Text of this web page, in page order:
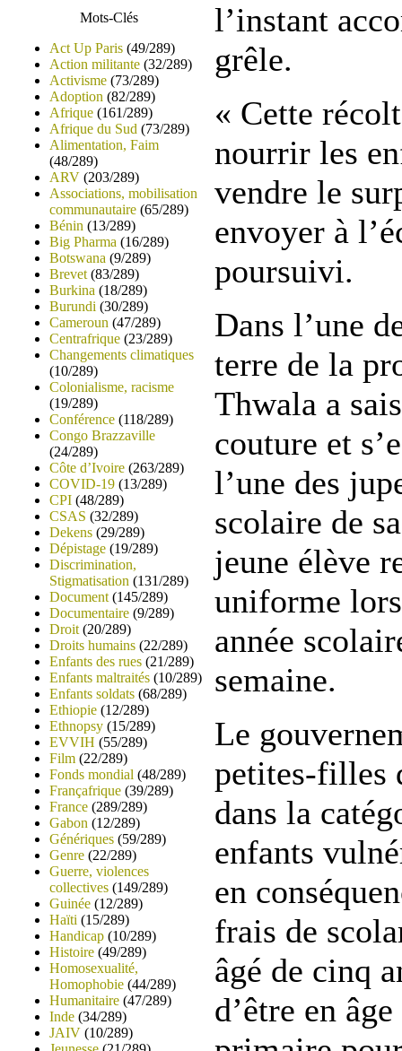
Mots-Clés
Act Up Paris (49/289)
Action militante (32/289)
Activisme (73/289)
Adoption (82/289)
Afrique (161/289)
Afrique du Sud (73/289)
Alimentation, Faim
(48/289)
ARV (203/289)
Associations, mobilisation
communautaire (65/289)
Bénin (13/289)
Big Pharma (16/289)
Botswana (9/289)
Brevet (83/289)
Burkina (18/289)
Burundi (30/289)
Cameroun (47/289)
Centrafrique (23/289)
Changements climatiques
(10/289)
Colonialisme, racisme
(19/289)
Conférence (118/289)
Congo Brazzaville
(24/289)
Côte d’Ivoire (263/289)
COVID-19 (13/289)
CPI (48/289)
CSAS (32/289)
Dekens (29/289)
Dépistage (19/289)
Discrimination,
Stigmatisation (131/289)
Document (145/289)
Documentaire (9/289)
Droit (20/289)
Droits humains (22/289)
Enfants des rues (21/289)
Enfants maltraités (10/289)
Enfants soldats (68/289)
Ethiopie (12/289)
Ethnopsy (15/289)
EVVIH (55/289)
Film (22/289)
Fonds mondial (48/289)
Françafrique (39/289)
France (289/289)
Gabon (12/289)
Génériques (59/289)
Genre (22/289)
Guerre, violences
collectives (149/289)
Guinée (12/289)
Haïti (15/289)
Handicap (10/289)
Histoire (49/289)
Homosexualité,
Homophobie (44/289)
Humanitaire (47/289)
Inde (34/289)
JAIV (10/289)
l’instant
grêle.
« Cette
nourrir les
vendre le
envoyer à
poursuivi.
Dans l’une
terre de la
Thwala a
couture et
l’une des
scolaire de
jeune élève
uniforme
année
semaine.
Le
petites-filles
dans la
enfants
en
frais de
âgé de cinq
d’être en